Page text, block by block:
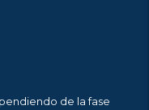
de la fase